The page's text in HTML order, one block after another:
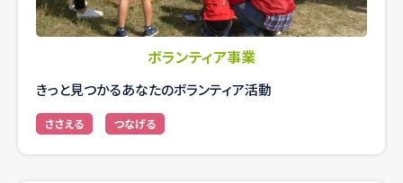
ボランティア事業
きっと見つかるあなたのボランティア活動
ささえる つなげる